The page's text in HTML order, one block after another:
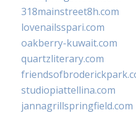
318mainstreet8h.com
lovenailsspari.com
oakberry-kuwait.com
quartzliterary.com
studiopiattellina.com
jannagrillspringfield.com